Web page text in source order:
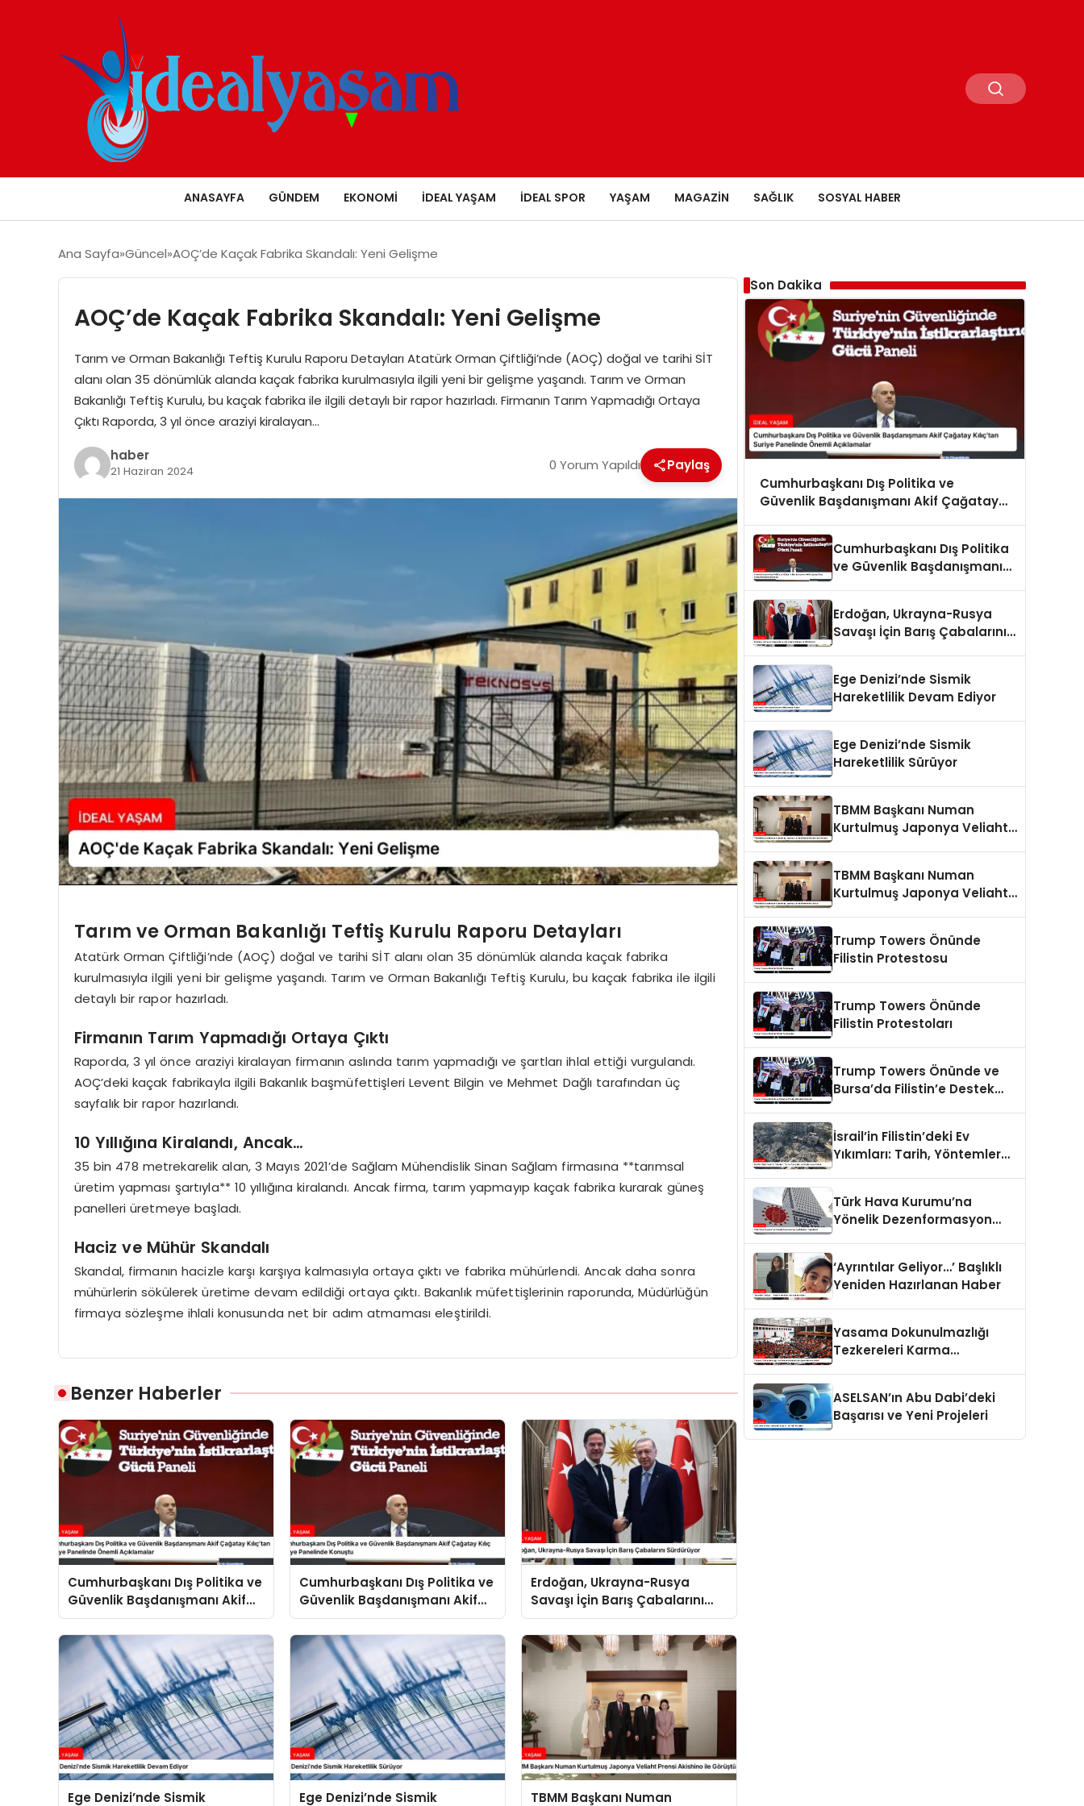
ANASAYFA GÜNDEM EKONOMI İDEAL YAŞAM İDEAL SPOR YAŞAM MAGAZIN SAĞLIK SOSYAL HABER
Ana Sayfa Güncel AOÇ’de Kaçak Fabrika Skandalı: Yeni Gelişme
AOÇ’de Kaçak Fabrika Skandalı: Yeni Gelişme
Tarım ve Orman Bakanlığı Teftiş Kurulu Raporu Detayları Atatürk Orman Çiftliği’nde (AOÇ) doğal ve tarihi SİT
alanı olan 35 dönümlük alanda kaçak fabrika kurulmasıyla ilgili yeni bir gelişme yaşandı. Tarım ve Orman
Bakanlığı Teftiş Kurulu, bu kaçak fabrika ile ilgili detaylı bir rapor hazırladı. Firmanın Tarım Yapmadığı Ortaya
Çıktı Raporda, 3 yıl önce araziyi kiralayan…
haber
21 Haziran 2024 0 Yorum Yapıldı Paylaş
Tarım ve Orman Bakanlığı Teftiş Kurulu Raporu Detayları
Atatürk Orman Çiftliği’nde (AOÇ) doğal ve tarihi SİT alanı olan 35 dönümlük alanda kaçak fabrika
kurulmasıyla ilgili yeni bir gelişme yaşandı. Tarım ve Orman Bakanlığı Teftiş Kurulu, bu kaçak fabrika ile ilgili
detaylı bir rapor hazırladı.
Firmanın Tarım Yapmadığı Ortaya Çıktı
Raporda, 3 yıl önce araziyi kiralayan firmanın aslında tarım yapmadığı ve şartları ihlal ettiği vurgulandı.
AOÇ’deki kaçak fabrikayla ilgili Bakanlık başmüfettişleri Levent Bilgin ve Mehmet Dağlı tarafından üç
sayfalık bir rapor hazırlandı.
10 Yıllığına Kiralandı, Ancak…
35 bin 478 metrekarelik alan, 3 Mayıs 2021’de Sağlam Mühendislik Sinan Sağlam firmasına **tarımsal
üretim yapması şartıyla** 10 yıllığına kiralandı. Ancak firma, tarım yapmayıp kaçak fabrika kurarak güneş
panelleri üretmeye başladı.
Haciz ve Mühür Skandalı
Skandal, firmanın hacizle karşı karşıya kalmasıyla ortaya çıktı ve fabrika mühürlendi. Ancak daha sonra
mühürlerin sökülerek üretime devam edildiği ortaya çıktı. Bakanlık müfettişlerinin raporunda, Müdürlüğün
firmaya sözleşme ihlali konusunda net bir adım atmaması eleştirildi.
Benzer Haberler
Cumhurbaşkanı Dış Politika ve
Güvenlik Başdanışmanı Akif
Çağatay Kılıç’tan Suriye
Panelinde Önemli Açıklamalar
Cumhurbaşkanı Dış Politika ve
Güvenlik Başdanışmanı Akif
Çağatay Kılıç Suriye Panelinde
Konuştu
Erdoğan, Ukrayna-Rusya
Savaşı İçin Barış Çabalarını
Sürdürüyor
Ege Denizi’nde Sismik Ege Denizi’nde Sismik TBMM Başkanı Numan
Son Dakika
Cumhurbaşkanı Dış Politika ve
Güvenlik Başdanışmanı Akif Çağatay
Açıklamalar
Cumhurbaşkanı Dış Politika
ve Güvenlik Başdanışmanı
Erdoğan, Ukrayna-Rusya
Savaşı İçin Barış Çabalarını
Ege Denizi’nde Sismik
Hareketlilik Devam Ediyor
Ege Denizi’nde Sismik
Hareketlilik Sürüyor
TBMM Başkanı Numan
Kurtulmuş Japonya Veliaht
TBMM Başkanı Numan
Kurtulmuş Japonya Veliaht
Trump Towers Önünde
Filistin Protestosu
Trump Towers Önünde
Filistin Protestoları
Trump Towers Önünde ve
Bursa’da Filistin’e Destek
İsrail’in Filistin’deki Ev
Yıkımları: Tarih, Yöntemler
Türk Hava Kurumu’na
Yönelik Dezenformasyon
‘Ayrıntılar Geliyor…’ Başlıklı
Yeniden Hazırlanan Haber
Yasama Dokunulmazlığı
Tezkereleri Karma
ASELSAN’ın Abu Dabi’deki
Başarısı ve Yeni Projeleri